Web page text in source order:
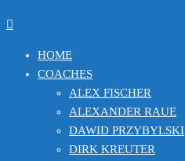
HOME
COACHES
ALEX FISCHER
ALEXANDER RAUE
DAWID PRZYBYLSKI
DIRK KREUTER